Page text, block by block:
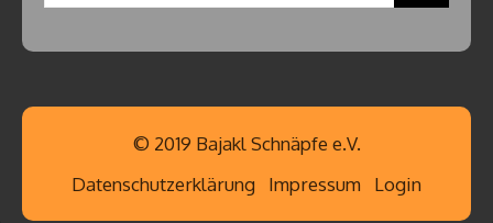
© 2019 Bajakl Schnäpfe e.V.
Datenschutzerklärung
Impressum Login